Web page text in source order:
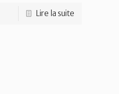
Lire la suite